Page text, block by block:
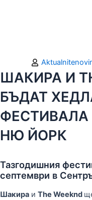
ШАКИРА И
БЪДАТ
ФЕСТИВАЛА
НЮ ЙОРК
Тазгодишния
септември в
Шакира и The Weeknd